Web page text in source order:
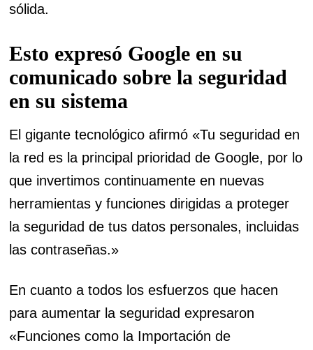
sólida.
Esto expresó Google en su
comunicado sobre la seguridad
en su sistema
El gigante tecnológico afirmó «Tu seguridad en
la red es la principal prioridad de Google, por lo
que invertimos continuamente en nuevas
herramientas y funciones dirigidas a proteger
la seguridad de tus datos personales, incluidas
las contraseñas.»
En cuanto a todos los esfuerzos que hacen
para aumentar la seguridad expresaron
«Funciones como la Importación de